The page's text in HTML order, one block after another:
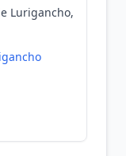
Lurigancho,